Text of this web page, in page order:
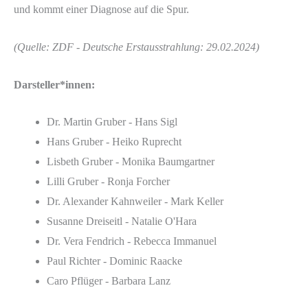
und kommt einer Diagnose auf die Spur.
(Quelle: ZDF - Deutsche Erstausstrahlung: 29.02.2024)
Darsteller*innen:
Dr. Martin Gruber - Hans Sigl
Hans Gruber - Heiko Ruprecht
Lisbeth Gruber - Monika Baumgartner
Lilli Gruber - Ronja Forcher
Dr. Alexander Kahnweiler - Mark Keller
Susanne Dreiseitl - Natalie O'Hara
Dr. Vera Fendrich - Rebecca Immanuel
Paul Richter - Dominic Raacke
Caro Pflüger - Barbara Lanz